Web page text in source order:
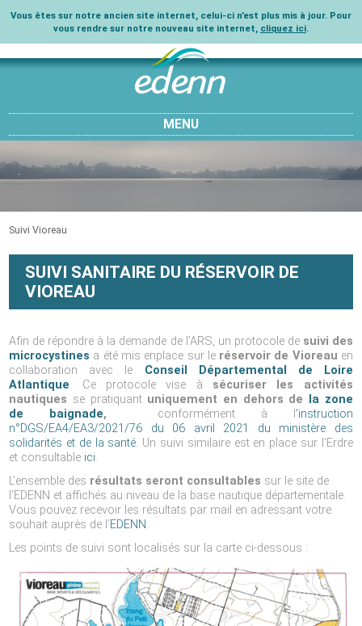
Vous êtes sur notre ancien site internet, celui-ci n’est plus mis à jour. Pour
vous rendre sur notre nouveau site internet, cliquez ici.
MENU
Suivi Vioreau
SUIVI SANITAIRE DU RÉSERVOIR DE
VIOREAU
Afin de répondre à la demande de l’ARS, un protocole de suivi des
microcystines a été mis enplace sur le réservoir de Vioreau en
collaboration avec le
Conseil Départemental de Loire
Atlantique. Ce protocole vise à sécuriser les activités
nautiques se pratiquant uniquement en dehors de
la zone
de baignade, conformément à l ‘instruction
n°DGS/EA4/EA3/2021/76 du 06 avril 2021 du ministère des
solidarités et de la santé. Un suivi similaire est en place sur l’Erdre
et consultable ici.
L’ensemble des résultats seront consultables sur le site de
l’EDENN et affichés au niveau de la base nautique départementale.
Vous pouvez recevoir les résultats par mail en adressant votre
souhait auprès de l’EDENN.
Les points de suivi sont localisés sur la carte ci-dessous :